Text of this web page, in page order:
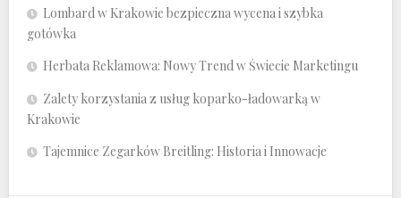
Lombard w Krakowie bezpieczna wycena i szybka
gotówka
Herbata Reklamowa: Nowy Trend w Świecie Marketingu
Zalety korzystania z usług koparko-ładowarką w
Krakowie
Tajemnice Zegarków Breitling: Historia i Innowacje